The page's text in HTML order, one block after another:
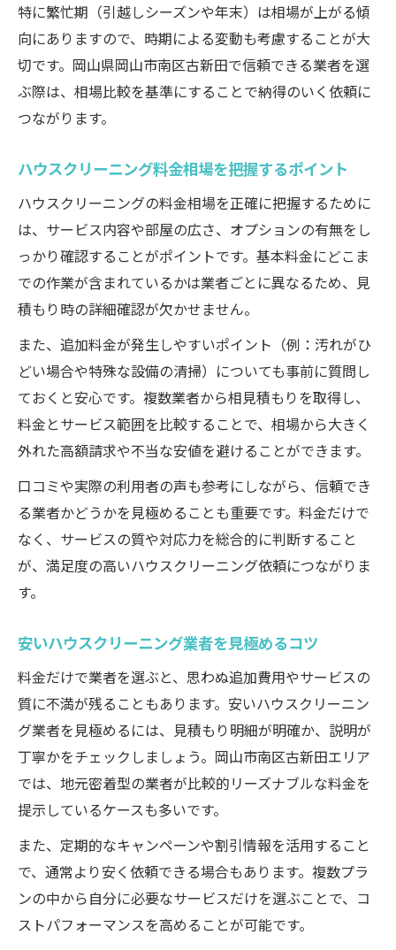
個別清掃料金やサービス内容の違いを徹底解説
エアコンや水回り別ハウスクリーニング料
金比較
サービス内容ごとの違いと選び方
紹介
清掃範囲ごとの料金目安を知る方法
オプションサービスの料金と注意点
損をしないための相場把握と価格差の理由
ハウスクリーニング価格差の理由を徹底比
較
相場から外れない業者選びの極意
追加費用を抑えるための事前確認ポイント
見積もり時に注意すべき料金の落とし穴
岡山県岡山市南区古新田で損しない相場感
覚
特に繁忙期（引越しシーズンや年末）は相場が上がる傾
向にありますので、時期による変動も考慮することが大
切です。岡山県岡山市南区古新田で信頼できる業者を選
ぶ際は、相場比較を基準にすることで納得のいく依頼に
つながります。
ハウスクリーニング料金相場を把握するポイント
ハウスクリーニングの料金相場を正確に把握するために
は、サービス内容や部屋の広さ、オプションの有無をし
っかり確認することがポイントです。基本料金にどこま
での作業が含まれているかは業者ごとに異なるため、見
積もり時の詳細確認が欠かせません。
また、追加料金が発生しやすいポイント（例：汚れがひ
どい場合や特殊な設備の清掃）についても事前に質問し
ておくと安心です。複数業者から相見積もりを取得し、
料金とサービス範囲を比較することで、相場から大きく
外れた高額請求や不当な安値を避けることができます。
口コミや実際の利用者の声も参考にしながら、信頼でき
る業者かどうかを見極めることも重要です。料金だけで
なく、サービスの質や対応力を総合的に判断すること
が、満足度の高いハウスクリーニング依頼につながりま
す。
安いハウスクリーニング業者を見極めるコツ
料金だけで業者を選ぶと、思わぬ追加費用やサービスの
質に不満が残ることもあります。安いハウスクリーニン
グ業者を見極めるには、見積もり明細が明確か、説明が
丁寧かをチェックしましょう。岡山市南区古新田エリア
では、地元密着型の業者が比較的リーズナブルな料金を
提示しているケースも多いです。
また、定期的なキャンペーンや割引情報を活用すること
で、通常より安く依頼できる場合もあります。複数プラ
ンの中から自分に必要なサービスだけを選ぶことで、コ
ストパフォーマンスを高めることが可能です。